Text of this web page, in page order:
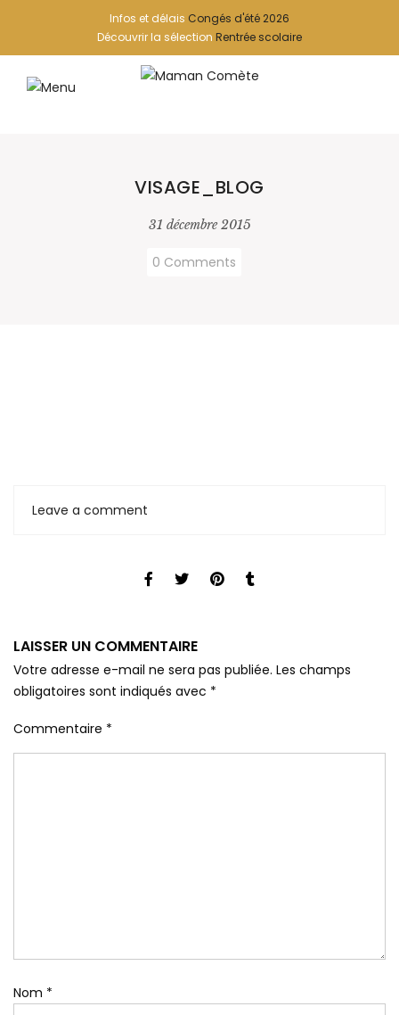
Infos et délais Congés d'été 2026
Découvrir la sélection Rentrée scolaire
VISAGE_BLOG
31 décembre 2015
0 Comments
Leave a comment
LAISSER UN COMMENTAIRE
Votre adresse e-mail ne sera pas publiée. Les champs
obligatoires sont indiqués avec *
Commentaire *
Nom *